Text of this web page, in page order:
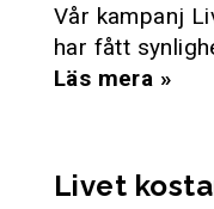
Vår kampanj
har fått
Läs mera »
Livet